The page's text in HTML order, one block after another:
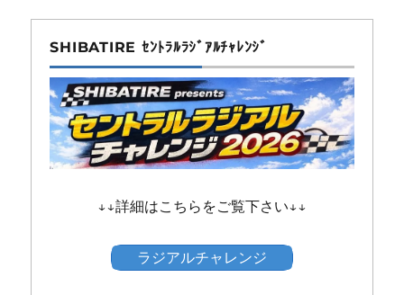
SHIBATIRE ｾﾝﾄﾗﾙﾗｼﾞｱﾙﾁｬﾚﾝｼﾞ
↓↓詳細はこちらをご覧下さい↓↓
ラジアルチャレンジ